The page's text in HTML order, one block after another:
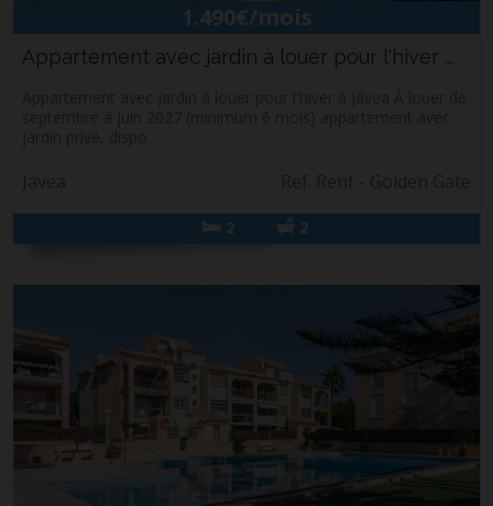
1.490€/mois
Appartement avec jardin à louer pour l'hiver ...
2 2